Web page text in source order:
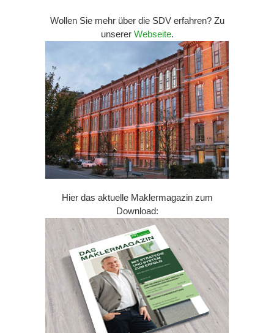
Wollen Sie mehr über die SDV erfahren? Zu
unserer Webseite.
Hier das aktuelle Maklermagazin zum
Download: